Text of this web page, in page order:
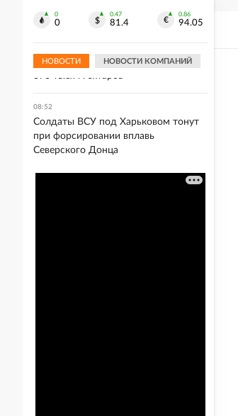
0
0
0.47
81.4
0.86
94.05
НОВОСТИ НОВОСТИ КОМПАНИЙ
Красноярском крае увеличилась до
370 тысяч гектаров
08:52
Солдаты ВСУ под Харьковом тонут
при форсировании вплавь
Северского Донца